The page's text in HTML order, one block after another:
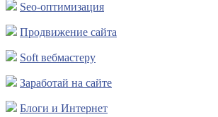
Seo-оптимизация
Продвижение сайта
Soft вебмастеру
Заработай на сайте
Блоги и Интернет